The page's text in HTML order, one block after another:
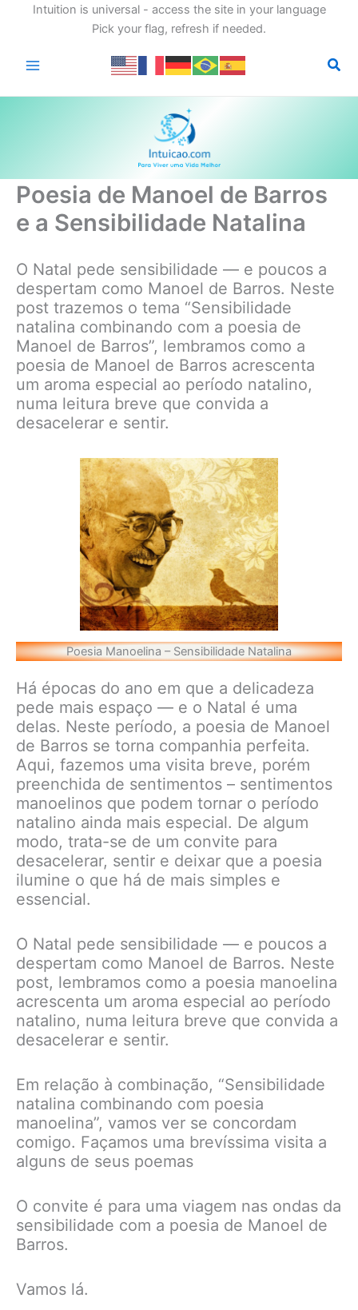
Intuition is universal - access the site in your language
Pick your flag, refresh if needed.
Poesia de Manoel de Barros
e a Sensibilidade Natalina
O Natal pede sensibilidade — e poucos a
despertam como Manoel de Barros. Neste
post trazemos o tema “Sensibilidade
natalina combinando com a poesia de
Manoel de Barros”, lembramos como a
poesia de Manoel de Barros acrescenta
um aroma especial ao período natalino,
numa leitura breve que convida a
desacelerar e sentir.
Poesia Manoelina – Sensibilidade Natalina
Há épocas do ano em que a delicadeza
pede mais espaço — e o Natal é uma
delas. Neste período, a poesia de Manoel
de Barros se torna companhia perfeita.
Aqui, fazemos uma visita breve, porém
preenchida de sentimentos – sentimentos
manoelinos que podem tornar o período
natalino ainda mais especial. De algum
modo, trata-se de um convite para
desacelerar, sentir e deixar que a poesia
ilumine o que há de mais simples e
essencial.
O Natal pede sensibilidade — e poucos a
despertam como Manoel de Barros. Neste
post, lembramos como a poesia manoelina
acrescenta um aroma especial ao período
natalino, numa leitura breve que convida a
desacelerar e sentir.
Em relação à combinação, “Sensibilidade
natalina combinando com poesia
manoelina”, vamos ver se concordam
comigo. Façamos uma brevíssima visita a
alguns de seus poemas
O convite é para uma viagem nas ondas da
sensibilidade com a poesia de Manoel de
Barros.
Vamos lá.